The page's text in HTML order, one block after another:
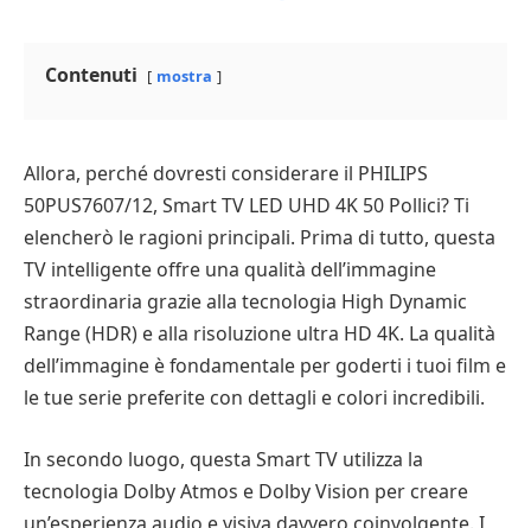
Contenuti mostra
Allora, perché dovresti considerare il PHILIPS
50PUS7607/12, Smart TV LED UHD 4K 50 Pollici? Ti
elencherò le ragioni principali. Prima di tutto, questa
TV intelligente offre una qualità dell’immagine
straordinaria grazie alla tecnologia High Dynamic
Range (HDR) e alla risoluzione ultra HD 4K. La qualità
dell’immagine è fondamentale per goderti i tuoi film e
le tue serie preferite con dettagli e colori incredibili.
In secondo luogo, questa Smart TV utilizza la
tecnologia Dolby Atmos e Dolby Vision per creare